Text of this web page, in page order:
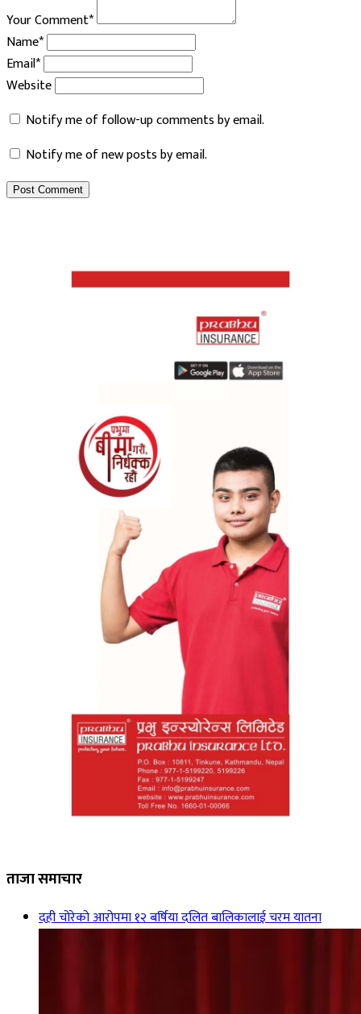
Your Comment*
Name*
Email*
Website
Notify me of follow-up comments by email.
Notify me of new posts by email.
ताजा समाचार
दही चोरेको आरोपमा १२ बर्षिया दलित बालिकालाई चरम यातना